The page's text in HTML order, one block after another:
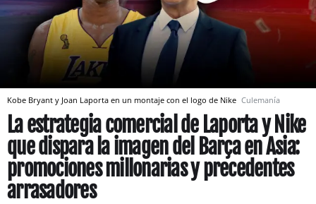
Kobe Bryant y Joan Laporta en un montaje con el logo de Nike Culemanía
La estrategia comercial de Laporta y Nike
que dispara la imagen del Barça en Asia:
promociones millonarias y precedentes
arrasadores